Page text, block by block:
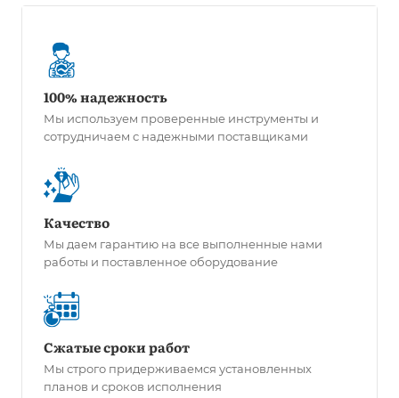
100% надежность
Мы используем проверенные инструменты и
сотрудничаем с надежными поставщиками
Качество
Мы даем гарантию на все выполненные нами
работы и поставленное оборудование
Сжатые сроки работ
Мы строго придерживаемся установленных
планов и сроков исполнения